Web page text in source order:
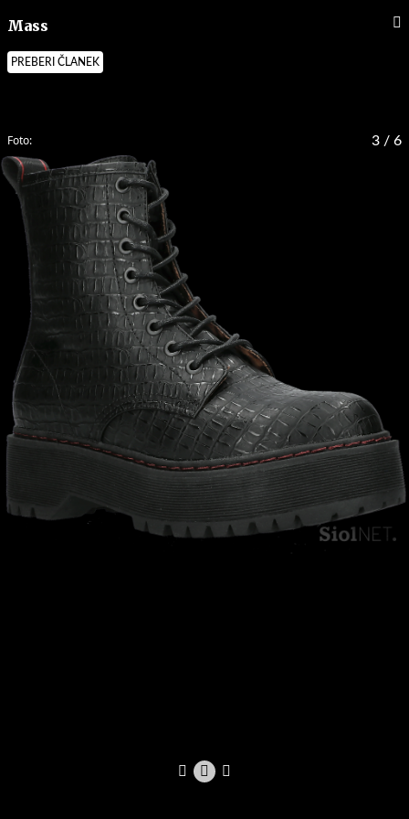
Mass
PREBERI ČLANEK
3 / 6
Foto: